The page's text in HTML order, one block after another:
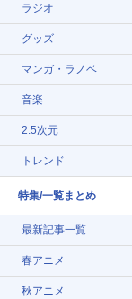
ラジオ
グッズ
マンガ・ラノベ
音楽
2.5次元
トレンド
特集/一覧まとめ
最新記事一覧
春アニメ
秋アニメ